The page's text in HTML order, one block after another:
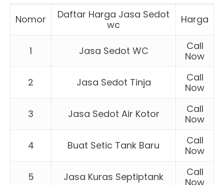
Nomor
Daftar Harga Jasa Sedot
wc
Harga
1 Jasa Sedot WC
Call
Now
2 Jasa Sedot Tinja
Call
Now
3 Jasa Sedot Air Kotor
Call
Now
4 Buat Setic Tank Baru
Call
Now
5 Jasa Kuras Septiptank
Call
Now